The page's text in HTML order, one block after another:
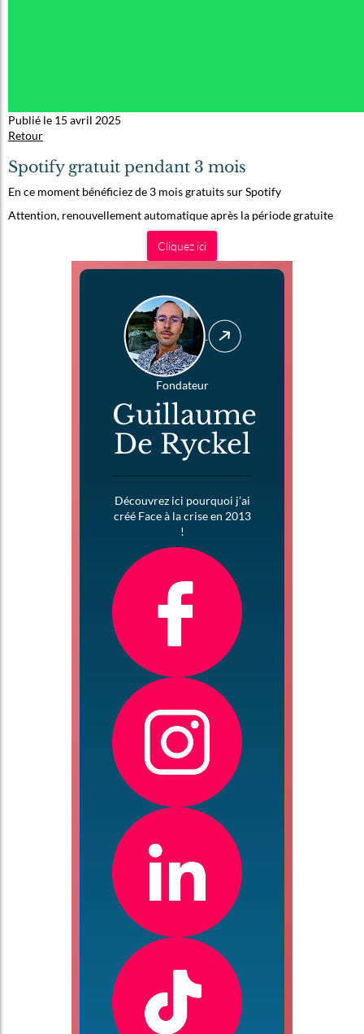
Publié le 15 avril 2025
Retour
Spotify gratuit pendant 3 mois
En ce moment bénéficiez de 3 mois gratuits sur Spotify
Attention, renouvellement automatique après la période gratuite
Cliquez ici
Fondateur
Guillaume
De Ryckel
Découvrez ici pourquoi j’ai
créé Face à la crise en 2013
!